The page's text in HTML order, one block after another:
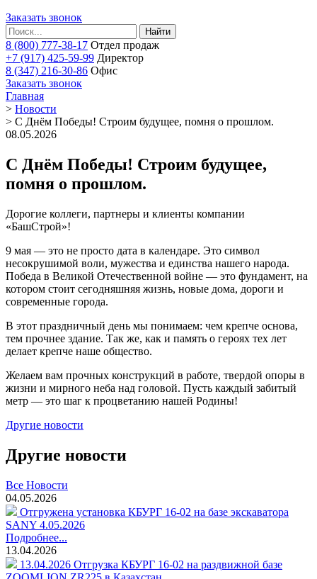
Заказать звонок
Найти
8 (800) 777-38-17 Отдел продаж
+7 (917) 425-59-99 Директор
8 (347) 216-30-86 Офис
Заказать звонок
Главная
> Новости
> С Днём Победы! Строим будущее, помня о прошлом.
08.05.2026
С Днём Победы! Строим будущее,
помня о прошлом.
Дорогие коллеги, партнеры и клиенты компании
«БашСтрой»!
9 мая — это не просто дата в календаре. Это символ
несокрушимой воли, мужества и единства нашего народа.
Победа в Великой Отечественной войне — это фундамент, на
котором стоит сегодняшняя жизнь, новые дома, дороги и
современные города.
В этот праздничный день мы понимаем: чем крепче основа,
тем прочнее здание. Так же, как и память о героях тех лет
делает крепче наше общество.
Желаем вам прочных конструкций в работе, твердой опоры в
жизни и мирного неба над головой. Пусть каждый забитый
метр — это шаг к процветанию нашей Родины!
Другие новости
Другие новости
Все Новости
04.05.2026
Отгружена установка КБУРГ 16-02 на базе экскаватора
SANY 4.05.2026
Подробнее...
13.04.2026
13.04.2026 Отгрузка КБУРГ 16-02 на раздвижной базе